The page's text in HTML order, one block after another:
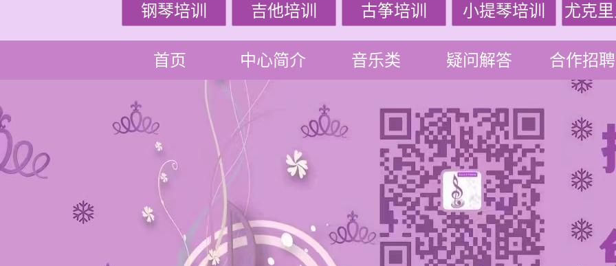
钢琴培训 吉他培训 古筝培训 小提琴培训 尤克
首页 中心简介 音乐类 疑问解答 合作招聘